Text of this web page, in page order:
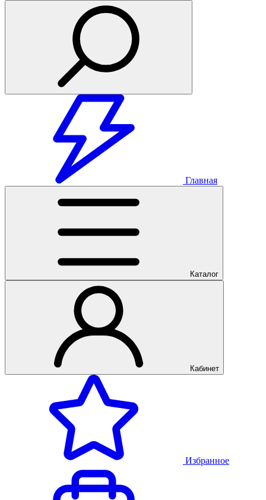
Главная
Каталог
Кабинет
Избранное